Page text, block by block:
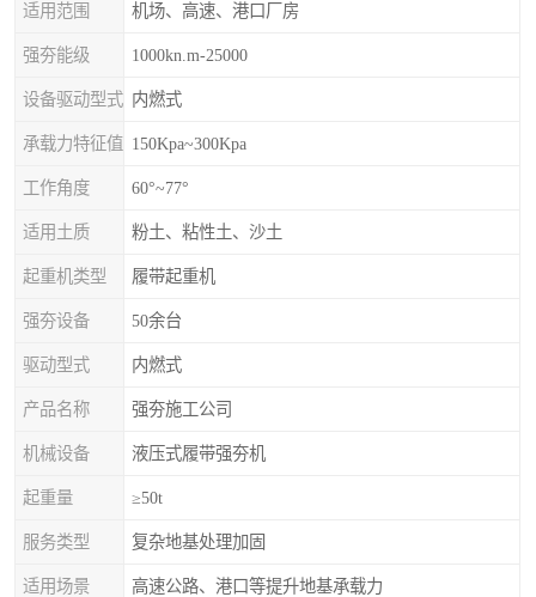
适用范围 机场、高速、港口厂房
强夯能级 1000kn.m-25000
设备驱动型式 内燃式
承载力特征值 150Kpa~300Kpa
工作角度 60°~77°
适用土质 粉土、粘性土、沙土
起重机类型 履带起重机
强夯设备 50余台
驱动型式 内燃式
产品名称 强夯施工公司
机械设备 液压式履带强夯机
起重量 ≥50t
服务类型 复杂地基处理加固
适用场景 高速公路、港口等提升地基承载力